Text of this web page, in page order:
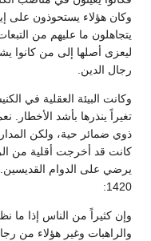
وكان هؤلاء يستحوذون على
ليعزى أصلها إلى من كانوا
رجال الدين.
وكانت البيئة العقلية في
تغيراً ينذرها بأشد الأخطار.
ذوي ضمائر حية، ولكن
كانت قد أخرجت أقلية من
يرضي على الدوام القديسين.
1420:
وإن كثيراً من الناس إذا ما
والراهبات وغير هؤلاء من